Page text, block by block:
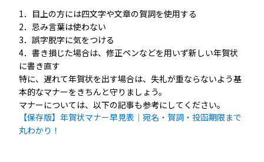
1．目上の方には四文字や文章の賀詞を使用する
2．忌み言葉は使わない
3．誤字脱字に気をつける
4．書き損じた場合は、修正ペンなどを用いず新しい年賀状
に書き直す
特に、遅れて年賀状を出す場合は、失礼が重ならないよう基
本的なマナーをきちんと守りましょう。
マナーについては、以下の記事も参考にしてください。
【保存版】年賀状マナー早見表｜宛名・賀詞・投函期限まで
丸わかり！